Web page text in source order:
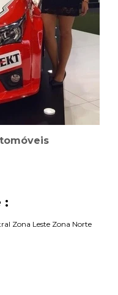
:
Zona Leste Zona Norte